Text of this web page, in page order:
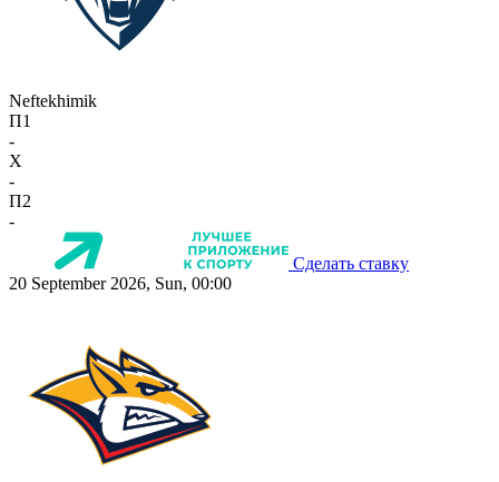
Neftekhimik
П1
-
X
-
П2
-
Сделать ставку
20 September 2026, Sun, 00:00